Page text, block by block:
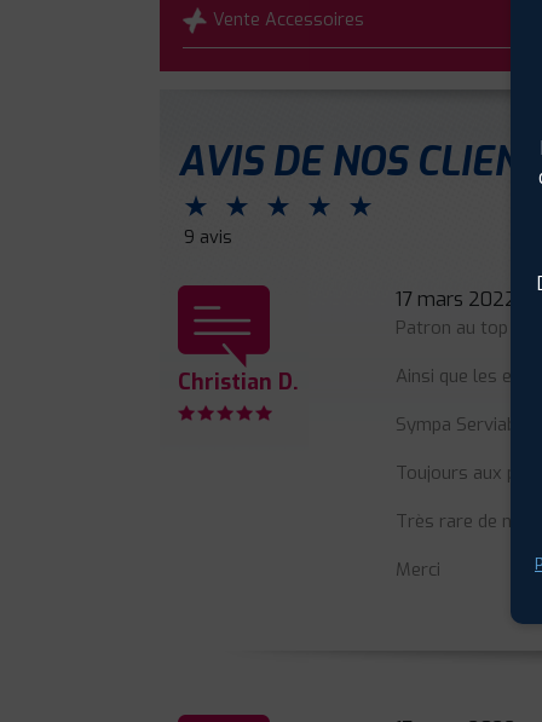
Vente Accessoires
AVIS DE NOS
⋆ ⋆ ⋆ ⋆ ⋆
9 avis
Christian D.
17 mars 2022
Patron au top du
Ainsi que les
Sympa Serviable
Toujours aux
Très rare de nos
Merci